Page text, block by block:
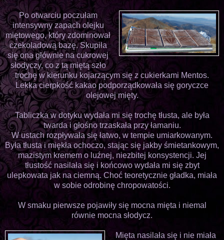
Po otwarciu poczułam
intensywny zapach olejku
miętowego, który zdominował
czekoladową bazę. Skupiła
się ona głównie na cukrowej
słodyczy, co z tą miętą szło
trochę w kierunku kojarzącym się z cukierkami Mentos.
Lekka cierpkość kakao podporządkowała się goryczce
olejowej mięty.
Tabliczka w dotyku wydała mi się trochę tłusta, ale była
twarda i głośno trzaskała przy łamaniu.
W ustach rozpływała się łatwo, w tempie umiarkowanym.
Była tłusta i miękła ochoczo, stając się jakby śmietankowym,
mazistym kremem o luźnej, niezbitej konsystencji. Jej
tłustość nasilała się i końcowo wydała mi się zbyt
ulepkowata jak na ciemną. Choć teoretycznie gładka, miała
w sobie odrobinę chropowatości.
W smaku pierwsze pojawiły się mocna mięta i niemal
równie mocna słodycz.
Mięta nasilała się i nie miała